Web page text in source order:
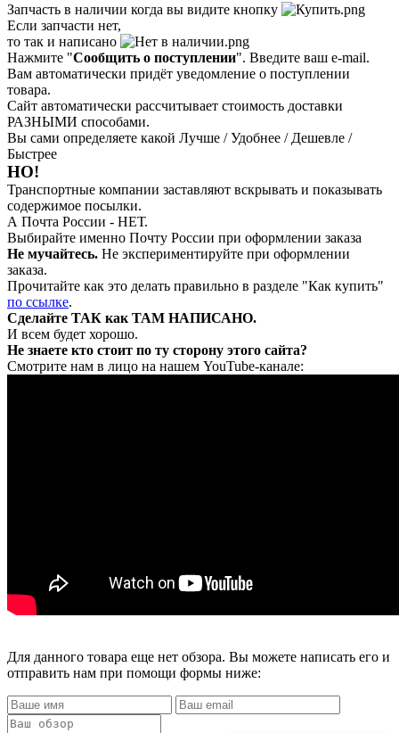
Запчасть в наличии когда вы видите кнопку
Если запчасти нет,
то так и написано
Нажмите "Сообщить о поступлении". Введите ваш e-mail.
Вам автоматически придёт уведомление о поступлении
товара.
Сайт автоматически рассчитывает стоимость доставки
РАЗНЫМИ способами.
Вы сами определяете какой Лучше / Удобнее / Дешевле /
Быстрее
НО!
Транспортные компании заставляют вскрывать и показывать
содержимое посылки.
А Почта России - НЕТ.
Выбирайте именно Почту России при оформлении заказа
Не мучайтесь. Не экспериментируйте при оформлении
заказа.
Прочитайте как это делать правильно в разделе "Как купить"
по ссылке.
Сделайте ТАК как ТАМ НАПИСАНО.
И всем будет хорошо.
Не знаете кто стоит по ту сторону этого сайта?
Смотрите нам в лицо на нашем YouTube-канале:
Для данного товара еще нет обзора. Вы можете написать его и
отправить нам при помощи формы ниже: